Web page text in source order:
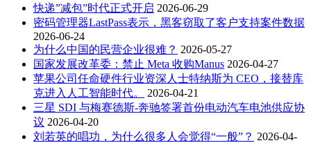
快递”减包”时代正式开启 2026-06-29
密码管理器LastPass表示，黑客窃取了客户支持案件数据
2026-06-24
为什么中国的民营企业很难？ 2026-05-27
国家发展改革委：禁止 Meta 收购Manus 2026-04-27
苹果公司任命硬件行业资深人士特纳斯为 CEO，接替库
克进入人工智能时代。
2026-04-21
三星 SDI 与梅赛德斯-奔驰签署首份电动汽车电池供应协
议 2026-04-20
刘若英的唱功，为什么很多人会觉得“一般”？ 2026-04-